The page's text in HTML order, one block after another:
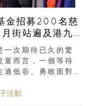
金招募200名慈
街站遍及港九
一次期待已久的驚
童而言，一個等待
過低谷、勇敢面對
活動